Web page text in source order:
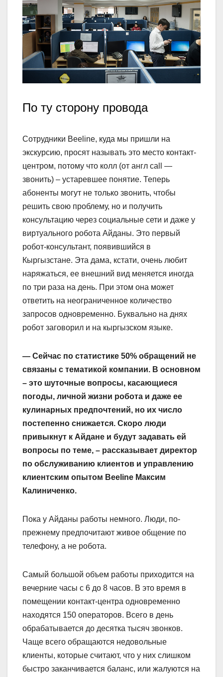
По ту сторону провода
Сотрудники Beeline, куда мы пришли на
экскурсию, просят называть это место контакт-
центром, потому что колл (от англ call —
звонить) – устаревшее понятие. Теперь
абоненты могут не только звонить, чтобы
решить свою проблему, но и получить
консультацию через социальные сети и даже у
виртуального робота Айданы. Это первый
робот-консультант, появившийся в
Кыргызстане. Эта дама, кстати, очень любит
наряжаться, ее внешний вид меняется иногда
по три раза на день. При этом она может
ответить на неограниченное количество
запросов одновременно. Буквально на днях
робот заговорил и на кыргызском языке.
— Сейчас по статистике 50% обращений не
связаны с тематикой компании. В основном
– это шуточные вопросы, касающиеся
погоды, личной жизни робота и даже ее
кулинарных предпочтений, но их число
постепенно снижается. Скоро люди
привыкнут к Айдане и будут задавать ей
вопросы по теме, – рассказывает директор
по обслуживанию клиентов и управлению
клиентским опытом Beeline Максим
Калиниченко.
Пока у Айданы работы немного. Люди, по-
прежнему предпочитают живое общение по
телефону, а не робота.
Самый большой объем работы приходится на
вечерние часы с 6 до 8 часов. В это время в
помещении контакт-центра одновременно
находятся 150 операторов. Всего в день
обрабатывается до десятка тысяч звонков.
Чаще всего обращаются недовольные
клиенты, которые считают, что у них слишком
быстро заканчивается баланс, или жалуются на